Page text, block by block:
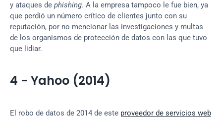
y ataques de phishing. A la empresa tampoco le fue bien, ya
que perdió un número crítico de clientes junto con su
reputación, por no mencionar las investigaciones y multas
de los organismos de protección de datos con las que tuvo
que lidiar.
4 - Yahoo (2014)
El robo de datos de 2014 de este proveedor de servicios web